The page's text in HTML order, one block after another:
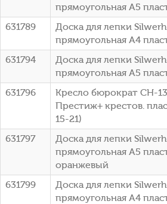
прямоугольная A5
631789
Доска для лепки
прямоугольная A4
631794
Доска для лепки
прямоугольная A5
631796
Кресло бюрократ CH-
Престиж+ крестов.
15-21)
631797
Доска для лепки
прямоугольная A5
оранжевый
631799
Доска для лепки
прямоугольная A4